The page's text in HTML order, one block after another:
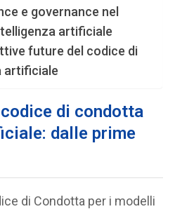
e governance nel
artificiale
future del codice di
artificiale
di condotta
dalle prime
di Condotta per i modelli